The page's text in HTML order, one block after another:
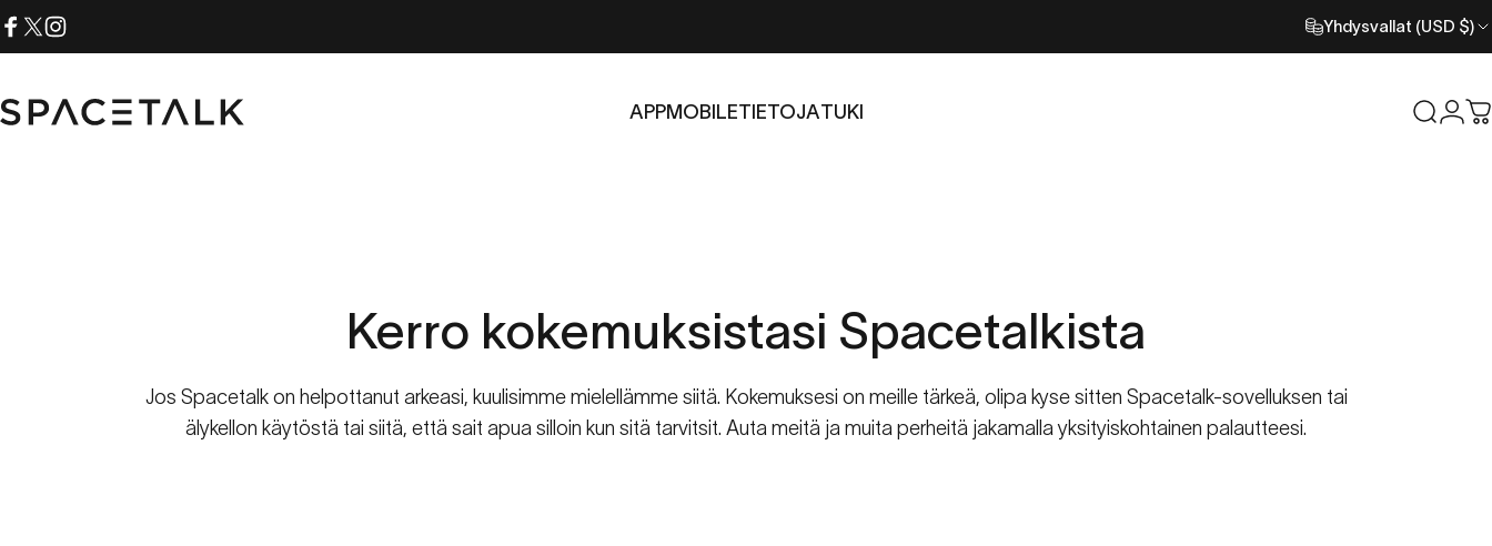
Siirry sisältöön
Yhdysvallat (USD $)
Spacetalk APPMOBILETIETOJATUKI Etsi
Kerro kokemuksistasi Spacetalkista
Jos Spacetalk on helpottanut arkeasi, kuulisimme mielellämme siitä. Kokemuksesi on meille tärkeä, olipa kyse sitten Spacetalk-sovelluksen tai
älykellon käytöstä tai siitä, että sait apua silloin kun sitä tarvitsit. Auta meitä ja muita perheitä jakamalla yksityiskohtainen palautteesi.